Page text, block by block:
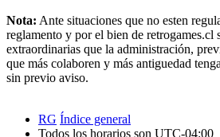
Nota: Ante situaciones que no esten
reglamento y por el bien de retrogames.cl
extraordinarias que la administración,
que más colaboren y más antiguedad
sin previo aviso.
RG Índice general
Todos los horarios son UTC-04:00